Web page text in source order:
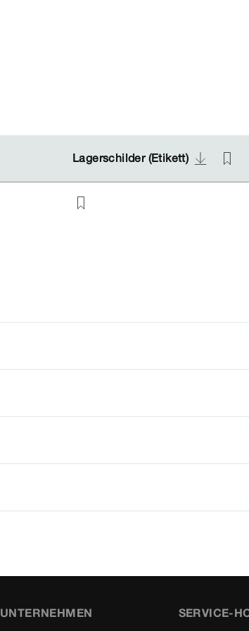
Lagerschilder (Etikett)
Lagerschilder (Etikett)
UNTERNEHMEN SERVICE-